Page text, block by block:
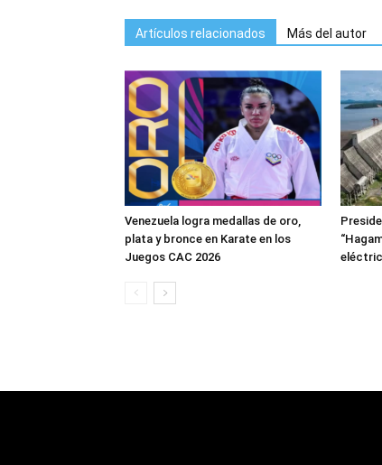
Artículos relacionados Más del autor
Venezuela logra medallas de oro,
plata y bronce en Karate en los
Juegos CAC 2026